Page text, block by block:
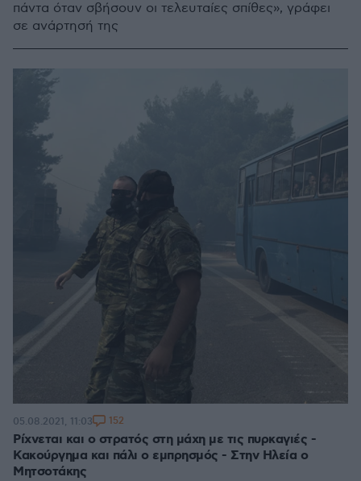
πάντα όταν σβήσουν οι τελευταίες σπίθες», γράφει
σε ανάρτησή της
Ρίχνεται και ο στρατός στη μάχη με τις πυρκαγιές -
Κακούργημα και πάλι ο εμπρησμός - Στην Ηλεία ο
Μητσοτάκης
05.08.2021, 11:03 152